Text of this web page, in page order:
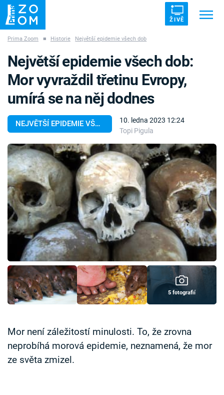
ŽIVĚ
ZÁHADY VETŘELCI DÁVNOVĚKU
Témata
Témata
Pořady
TV Program
Časopis
Sledujte prima+
Přihlášení
Sledujte nás
Prima Zoom ■ Historie Největší epidemie všech dob
NEJVĚTŠÍ EPIDEMIE VŠECH DOB
10. ledna 2023 12:24
Topi Pigula
Největší epidemie všech dob:
Mor vyvraždil třetinu Evropy,
umírá se na něj dodnes
5 fotografií
Mor není záležitostí minulosti. To, že zrovna
neprobíhá morová epidemie, neznamená, že mor
ze světa zmizel.